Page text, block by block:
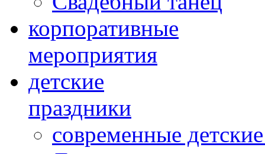
корпоративные
мероприятия
детские
праздники
современные